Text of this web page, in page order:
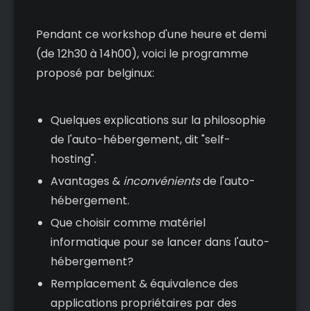
Pendant ce workshop d'une heure et demi
(de 12h30 à 14h00), voici le programme
proposé par belginux:
Quelques explications sur la philosophie
de l'auto-hébergement, dit "self-
hosting".
Avantages & inconvénientsde l'auto-
hébergement.
Que choisir comme matériel
informatique pour se lancer dans l'auto-
hébergement?
Remplacement & équivalence des
applications propriétaires par des